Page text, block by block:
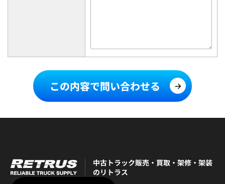
この内容で問い合わせる
中古トラック販売・買取・架修・架装
のリトラス